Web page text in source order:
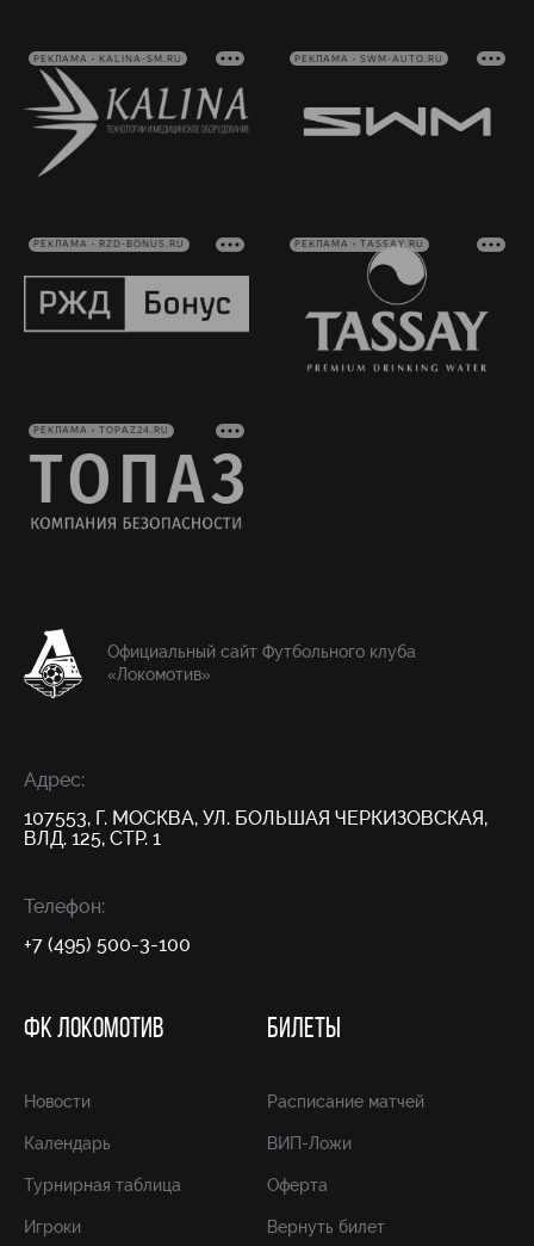
РЕКЛАМА • KALINA-SM.RU РЕКЛАМА • SWM-AUTO.RU
РЕКЛАМА • RZD-BONUS.RU РЕКЛАМА • TASSAY.RU
РЕКЛАМА • TOPAZ24.RU
Официальный сайт Футбольного клуба
«Локомотив»
Адрес:
107553, Г. МОСКВА, УЛ. БОЛЬШАЯ ЧЕРКИЗОВСКАЯ,
ВЛД. 125, СТР. 1
Телефон:
+7 (495) 500-3-100
ФК ЛОКОМОТИВ
Новости
Календарь
Турнирная таблица
Игроки
БИЛЕТЫ
Расписание матчей
ВИП-Ложи
Оферта
Вернуть билет